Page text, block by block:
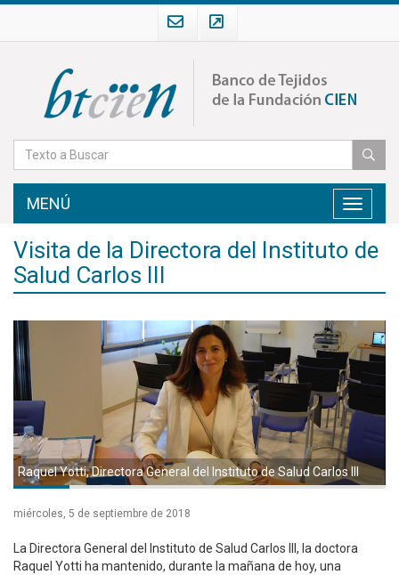
Toggle
MENÚ
Visita de la Directora del Instituto de
Salud Carlos III
Raquel Yotti, Directora General del Instituto de Salud Carlos III
miércoles, 5 de septiembre de 2018
La Directora General del Instituto de Salud Carlos III, la doctora
Raquel Yotti ha mantenido, durante la mañana de hoy, una